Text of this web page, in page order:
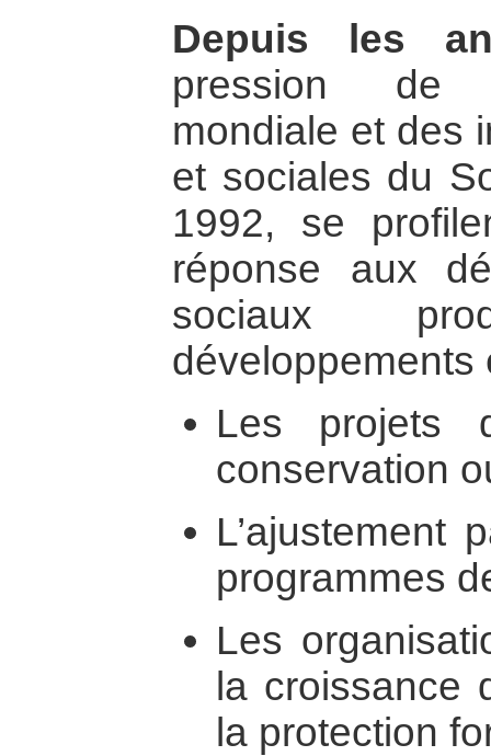
Depuis les
pression de
mondiale et des
et sociales du
1992, se
réponse aux
sociaux
développements
Les projets
conservation
L’ajustement
programmes
Les
la croissance
la protection